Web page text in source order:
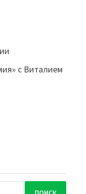
с Виталием